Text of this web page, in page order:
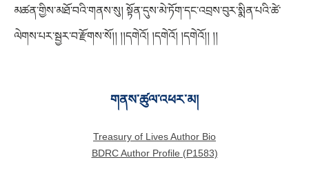
མཚན་གྱིས་མཐོ་བའི་གནས་སུ། སྟོན་དུས་མེ་ཏོག་དང་འབྲས་བུར་སྨིན་པའི་ཚེ་
ལེགས་པར་སྦྱར་བ་རྫོགས་སོ།། །།དགེའོ། །དགེའོ། །དགེའོ།། །།
གནས་ཚུལ་འཕར་མ།
Treasury of Lives Author Bio
BDRC Author Profile (P1583)